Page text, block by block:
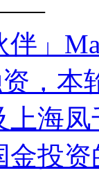
——
」
，本
海凤
投